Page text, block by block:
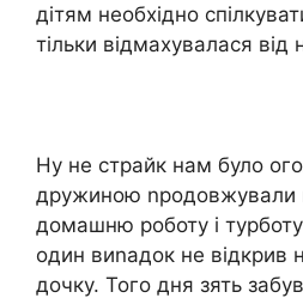
дітям необхідно
тільки відмахувалася від
Ну не страйк нам було
дружиною nродовжували
домашню роботу і
один виnадок не відкрив
дочку. Того дня зять